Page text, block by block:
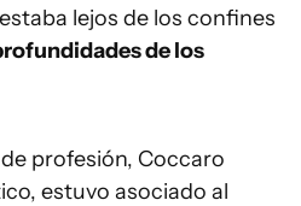
lejos de los confines
de los
profesión, Coccaro
estuvo asociado al